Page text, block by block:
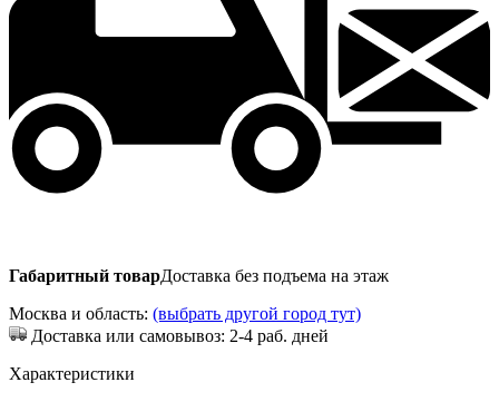
Габаритный товарДоставка без подъема на этаж
Москва и область: (выбрать другой город тут)
Доставка или самовывоз: 2-4 раб. дней
Характеристики